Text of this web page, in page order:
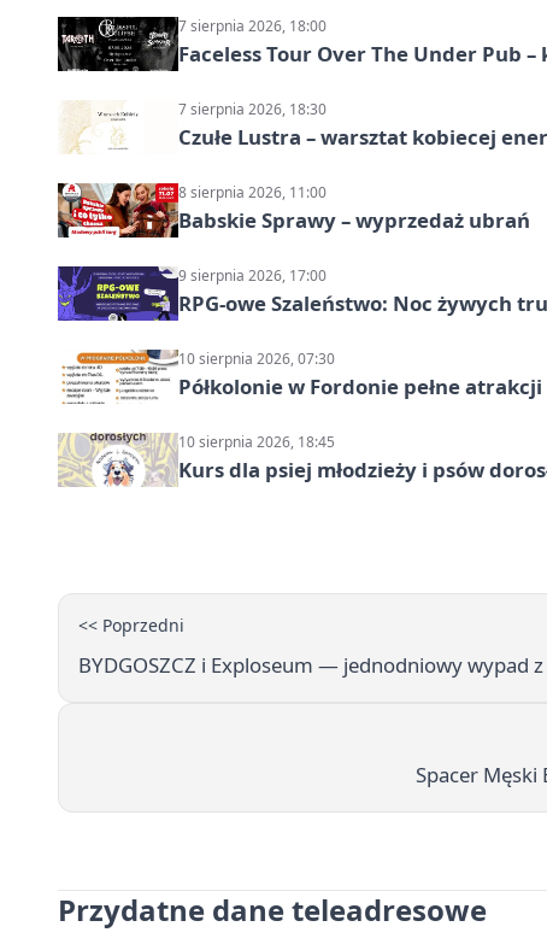
7 sierpnia 2026, 18:00
Faceless Tour Over The Under Pub
7 sierpnia 2026, 18:30
Czułe Lustra – warsztat kobiecej
8 sierpnia 2026, 11:00
Babskie Sprawy – wyprzedaż ubrań
9 sierpnia 2026, 17:00
RPG-owe Szaleństwo: Noc żywych
10 sierpnia 2026, 07:30
Półkolonie w Fordonie pełne atrakcji
10 sierpnia 2026, 18:45
Kurs dla psiej młodzieży i psów
<< Poprzedni
BYDGOSZCZ i Exploseum — jednodniowy wypad
Spacer
Przydatne dane teleadresowe